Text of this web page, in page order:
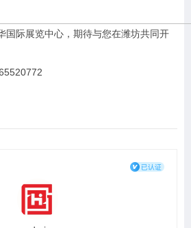
国际展览中心，期待与您在潍坊共同开